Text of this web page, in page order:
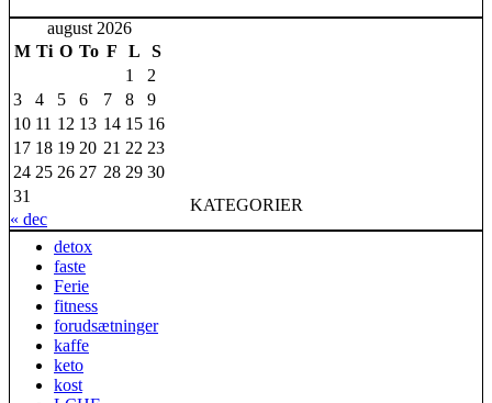
august 2026
M Ti O To F L
S
1
2
3
4 5 6 7 8
9
10 11 12 13 14 15 16
17 18 19 20 21 22 23
24 25 26 27 28 29 30
31
« dec
KATEGORIER
detox
faste
Ferie
fitness
forudsætninger
kaffe
keto
kost